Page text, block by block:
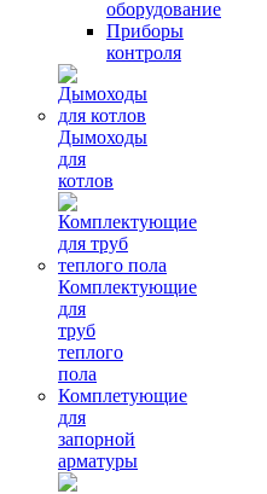
оборудование
Приборы
контроля
Дымоходы
для
котлов
Комплектующие
для
труб
теплого
пола
Комплетующие
для
запорной
арматуры